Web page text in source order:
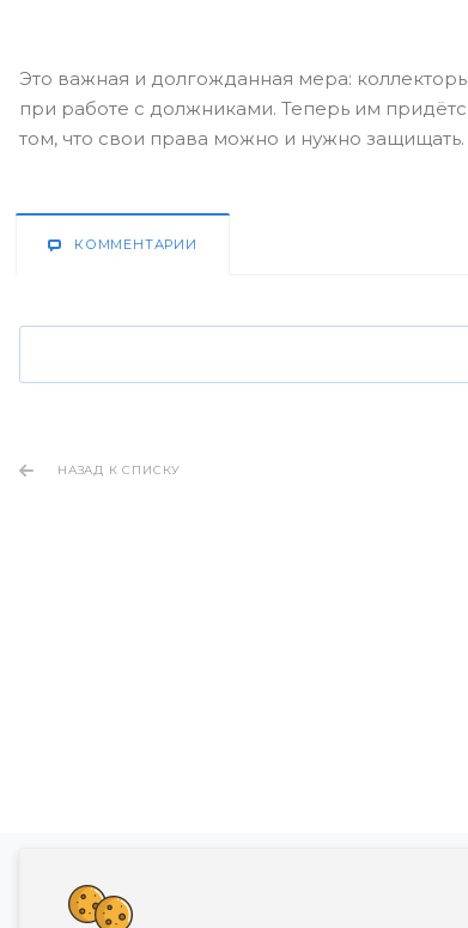
Это важная и долгожданная мера:
при работе с должниками. Теперь им
том, что свои права можно и нужно защищать.
КОММЕНТАРИИ
НАЗАД К СПИСКУ